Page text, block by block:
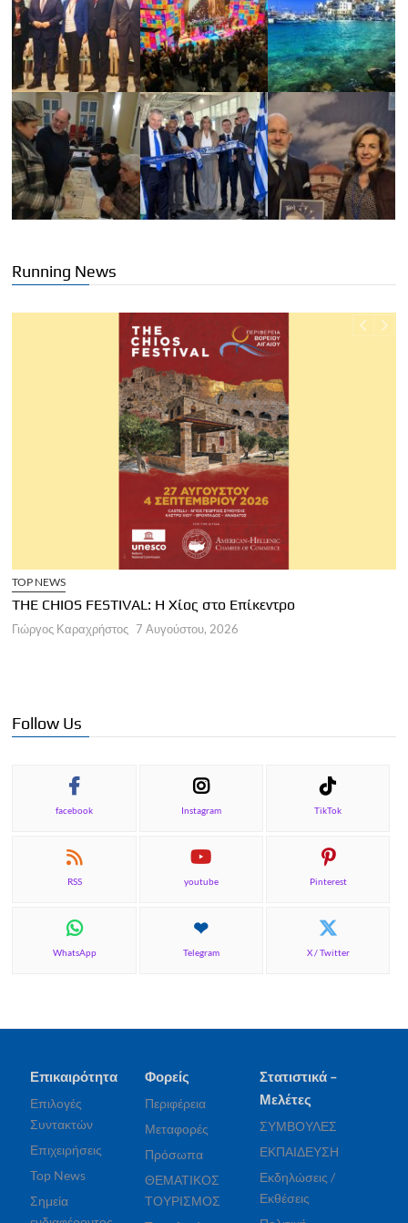
Running News
TOP NEWS
THE CHIOS FESTIVAL: Η Χίος στο Επίκεντρο
Γιώργος Καραχρήστος 7 Αυγούστου, 2026
Follow Us
facebook Instagram TikTok
RSS youtube Pinterest
WhatsApp Telegram X / Twitter
Επικαιρότητα
Επιλογές
Συντακτών
Επιχειρήσεις
Top News
Σημεία
Φορείς
Περιφέρεια
Μεταφορές
Πρόσωπα
ΘΕΜΑΤΙΚΟΣ
ΤΟΥΡΙΣΜΟΣ
Στατιστικά –
Μελέτες
ΣΥΜΒΟΥΛΕΣ
ΕΚΠΑΙΔΕΥΣΗ
Εκδηλώσεις /
Εκθέσεις